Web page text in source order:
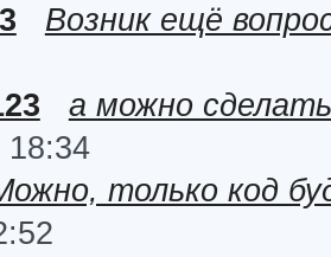
Возник ещё
а можно
18:34
только код